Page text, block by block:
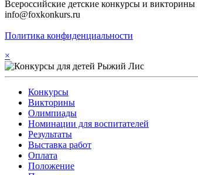
Всероссийские детские конкурсы и викторины
info@foxkonkurs.ru
Политика конфиденциальности
×
Конкурсы
Викторины
Олимпиады
Номинации для воспитателей
Результаты
Выставка работ
Оплата
Положение